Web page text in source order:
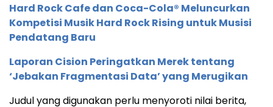
Hard Rock Cafe dan Coca-Cola® Meluncurkan
Kompetisi Musik Hard Rock Rising untuk Musisi
Pendatang Baru
Laporan Cision Peringatkan Merek tentang
‘Jebakan Fragmentasi Data’ yang Merugikan
Judul yang digunakan perlu menyoroti nilai berita,